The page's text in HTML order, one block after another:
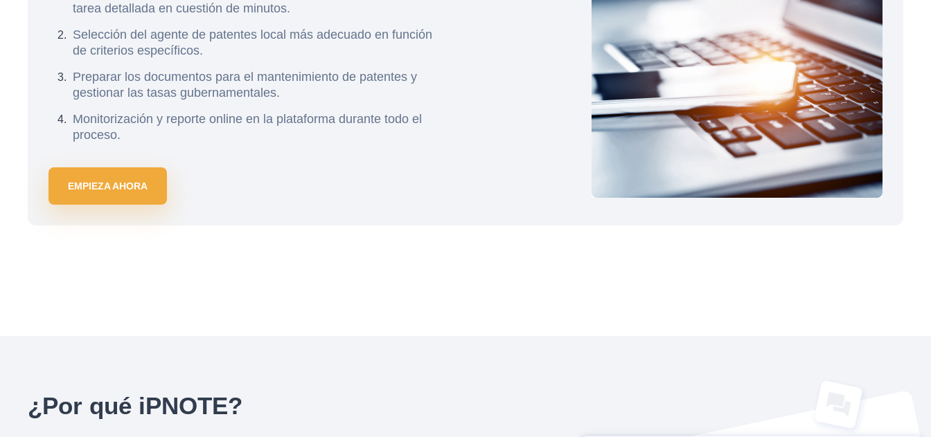
tarea detallada en cuestión de minutos.
Selección del agente de patentes local más adecuado en función
de criterios específicos.
Preparar los documentos para el mantenimiento de patentes y
gestionar las tasas gubernamentales.
Monitorización y reporte online en la plataforma durante todo el
proceso.
EMPIEZA AHORA
¿Por qué iPNOTE?